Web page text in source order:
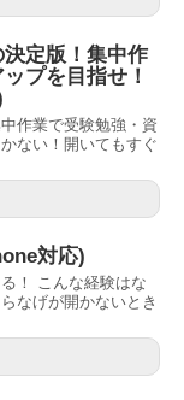
定版！集中作
プを目指せ！
作業で受験勉強・資
ない！開いてもすぐ
対応)
！ こんな経験はな
なげが開かないとき